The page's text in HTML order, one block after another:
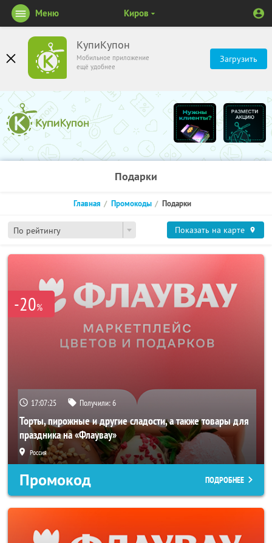
КупиКупон
Мобильное приложение
ещё удобнее
Загрузить
Меню Киров
Подарки
По рейтингу
Главная Промокоды Подарки
Показать на карте
-20%
17:07:24 Получили:6
Торты, пирожные и другие сладости, а также товары для
праздника на «Флаувау»
Россия
Промокод ПОДРОБНЕЕ